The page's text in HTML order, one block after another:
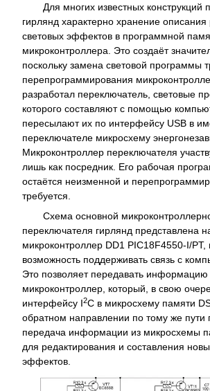
Для многих известных конструкций
гирлянд характерно хранение
световых эффектов в программной
микроконтроллера. Это создаёт
поскольку замена световой программы
перепрограммирования
разработал переключатель, световые
которого составляют с помощью
пересылают их по интерфейсу USB в
переключателе микросхему
Микроконтроллер переключателя
лишь как посредник. Его рабочая
остаётся неизменной и
требуется.
Схема основной
переключателя гирлянд представлена
микроконтроллер DD1 PIC18F4550-I/
возможность поддерживать связь с
Это позволяет передавать
микроконтроллер, который, в свою
интерфейсу I2C в микросхему памяти
обратном направлении по тому же пути
передача информации из микросхемы
для редактирования и составления
эффектов.